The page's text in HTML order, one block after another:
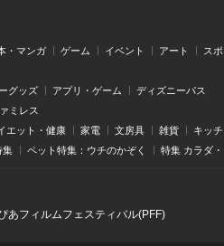
・マンガ ゲーム イベント アート ス
グッズ アプリ・ゲーム ディズニーパス
ミレス
エット・健康 家電 文房具 雑貨 キッ
集 ペット特集：ウチのかぞく 特集 カラダ
あフィルムフェスティバル(PFF)